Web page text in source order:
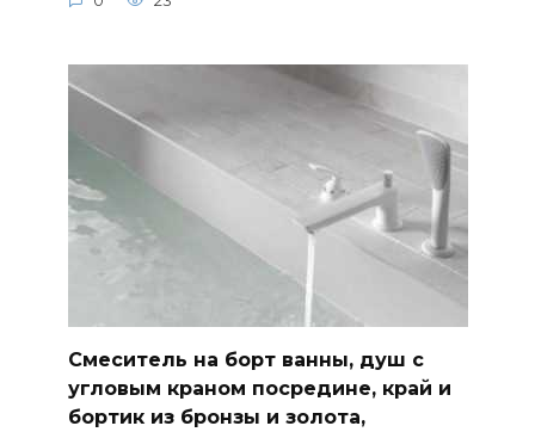
Смеситель на борт ванны, душ с
угловым краном посредине, край и
бортик из бронзы и золота,